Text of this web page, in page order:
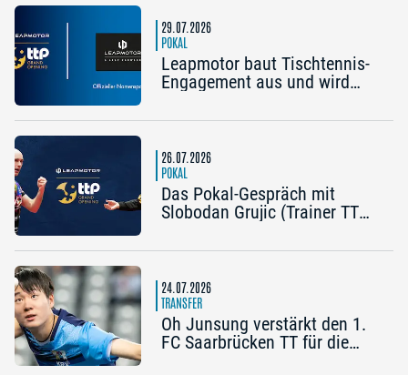
die frühe Chance auf etwas
Besonderes“
29.07.2026
POKAL
Leapmotor baut Tischtennis-
Engagement aus und wird
Grand Opening 2026 in
26.07.2026
POKAL
Das Pokal-Gespräch mit
Slobodan Grujic (Trainer TTC
Bad Homburg) und Daniel
Königshofen): „Es kann viel
passieren“
24.07.2026
TRANSFER
Oh Junsung verstärkt den 1.
FC Saarbrücken TT für die